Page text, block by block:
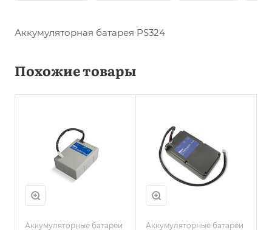
Аккумуляторная батарея PS324
Похожие товары
Аккумуляторные батареи Аккумуляторные батареи